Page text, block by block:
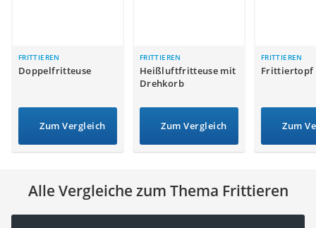
Messerschärfer
Service
FRITTIEREN
Doppelfritteuse
Zum Vergleich
FRITTIEREN
Heißluftfritteuse mit
Drehkorb
Zum Vergleich
FRITTIEREN
Frittiertopf
Zum
Alle Vergleiche zum Thema Frittieren